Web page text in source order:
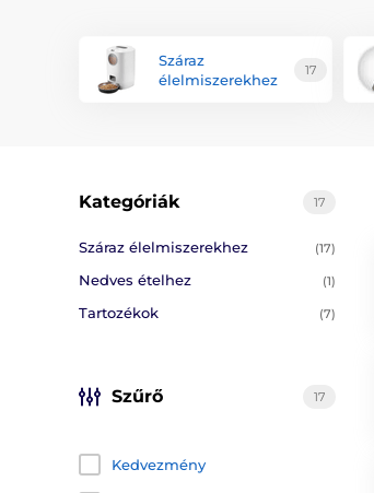
Száraz
élelmiszerekhez
17
17
Kategóriák
Száraz élelmiszerekhez (17)
Nedves ételhez (1)
Tartozékok (7)
Szűrő 17
Kedvezmény